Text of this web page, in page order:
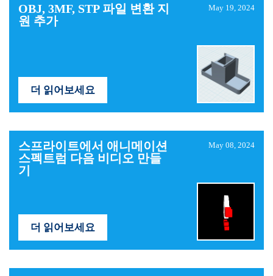
OBJ, 3MF, STP 파일 변환 지
원 추가
May 19, 2024
더 읽어보세요
스프라이트에서 애니메이션
스펙트럼 다음 비디오 만들
기
May 08, 2024
더 읽어보세요